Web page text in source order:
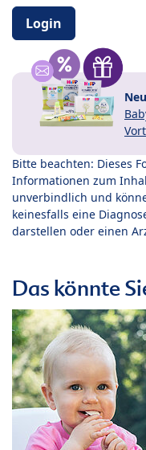
Login
Bitte beachten: Dieses
Informationen zum
unverbindlich und
keinesfalls eine
darstellen oder einen
Das könnte